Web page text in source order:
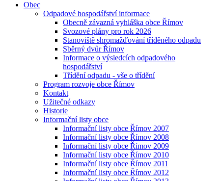
Obec
Odpadové hospodářství informace
Obecně závazná vyhláška obce Římov
Svozové plány pro rok 2026
Stanoviště shromažďování tříděného odpadu
Sběrný dvůr Římov
Informace o výsledcích odpadového
hospodářství
Třídění odpadu - vše o třídění
Program rozvoje obce Římov
Kontakt
Užitečné odkazy
Historie
Informační listy obce
Informační listy obce Římov 2007
Informační listy obce Římov 2008
Informační listy obce Římov 2009
Informační listy obce Římov 2010
Informační listy obce Římov 2011
Informační listy obce Římov 2012